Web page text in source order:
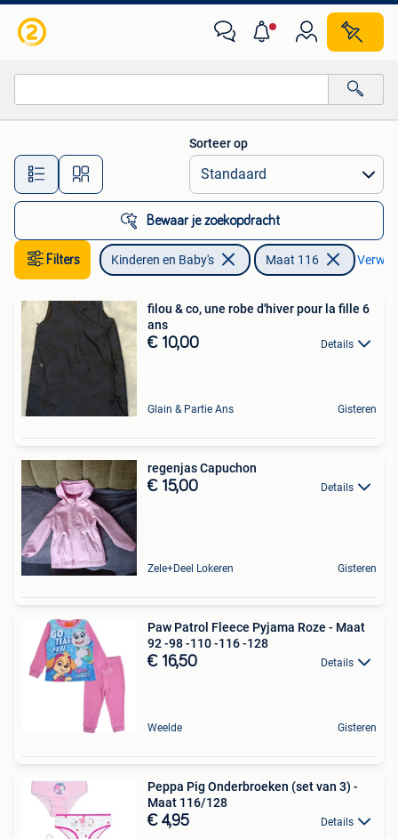
Alle afstanden…
Sorteer op
Bewaar je zoekopdracht
Filters Kinderen en Baby's Maat 116
filou & co, une robe d'hiver pour la fille 6
ans
€ 10,00 Details
Glain & Partie Ans Gisteren
regenjas Capuchon
€ 15,00 Details
Zele+Deel Lokeren Gisteren
Paw Patrol Fleece Pyjama Roze - Maat
92 -98 -110 -116 -128
€ 16,50 Details
Weelde Gisteren
Peppa Pig Onderbroeken (set van 3) -
Maat 116/128
€ 4,95 Details